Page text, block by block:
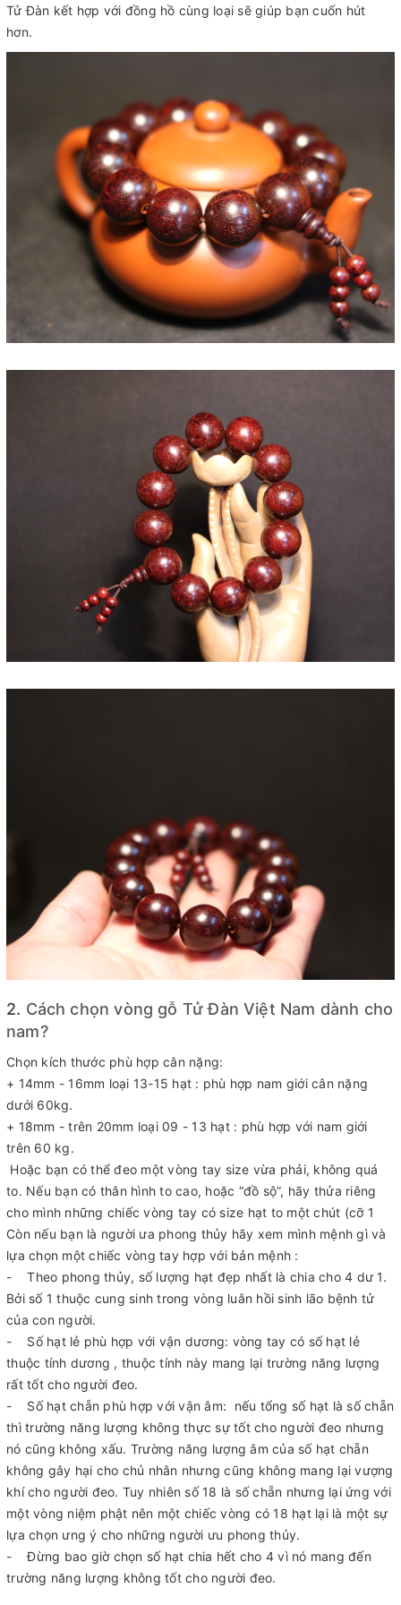
Tử Đàn kết hợp với đồng hồ cùng loại sẽ giúp bạn cuốn hút
hơn.
2. Cách chọn vòng gỗ Tử Đàn Việt Nam dành cho
nam?
Chọn kích thước phù hợp cân nặng:
+ 14mm - 16mm loại 13-15 hạt : phù hợp nam giới cân nặng
dưới 60kg.
+ 18mm - trên 20mm loại 09 - 13 hạt : phù hợp với nam giới
trên 60 kg.
Hoặc bạn có thể đeo một vòng tay size vừa phải, không quá
to. Nếu bạn có thân hình to cao, hoặc “đồ sộ”, hãy thửa riêng
cho mình những chiếc vòng tay có size hạt to một chút (cỡ 1
Còn nếu bạn là người ưa phong thủy hãy xem mình mệnh gì và
lựa chọn một chiếc vòng tay hợp với bản mệnh :
- Theo phong thủy, số lượng hạt đẹp nhất là chia cho 4 dư 1.
Bởi số 1 thuộc cung sinh trong vòng luân hồi sinh lão bệnh tử
của con người.
- Số hạt lẻ phù hợp với vận dương: vòng tay có số hạt lẻ
thuộc tính dương , thuộc tính này mang lại trường năng lượng
rất tốt cho người đeo.
- Số hạt chẵn phù hợp với vận âm: nếu tổng số hạt là số chẵn
thì trường năng lượng không thực sự tốt cho người đeo nhưng
nó cũng không xấu. Trường năng lượng âm của số hạt chẵn
không gây hại cho chủ nhân nhưng cũng không mang lại vượng
khí cho người đeo. Tuy nhiên số 18 là số chẵn nhưng lại ứng với
một vòng niệm phật nên một chiếc vòng có 18 hạt lại là một sự
lựa chọn ưng ý cho những người ưu phong thủy.
- Đừng bao giờ chọn số hạt chia hết cho 4 vì nó mang đến
trường năng lượng không tốt cho người đeo.